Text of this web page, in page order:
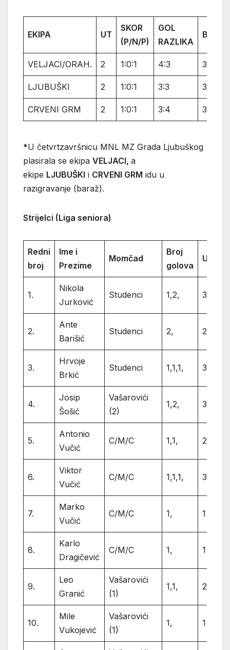
EKIPA UT
SKOR
(P/N/P)
GOL
RAZLIKA
VELJACI/ORAH. 2 1:0:1 4:3 3
LJUBUŠKI 2 1:0:1 3:3 3
CRVENI GRM 2 1:0:1 3:4 3
*U četvrtzavršnicu MNL MZ Grada Ljubuškog
plasirala se ekipa VELJACI, a
ekipe LJUBUŠKI i CRVENI GRM idu u
razigravanje (baraž).
Strijelci (Liga seniora)
Redni
broj
Ime i
Prezime
Momčad
Broj
golova
1.
Nikola
Jurković
Studenci 1,2, 3
2.
Ante
Barišić
Studenci 2, 2
3.
Hrvoje
Brkić
Studenci 1,1,1, 3
4.
Josip
Šošić
Vašarovići
(2)
1,2, 3
5.
Antonio
Vučić
C/M/C 1,1, 2
6.
Viktor
Vučić
C/M/C 1,1,1, 3
7.
Marko
Vučić
C/M/C 1, 1
8.
Karlo
Dragičević
C/M/C 1, 1
9.
Leo
Granić
Vašarovići
(1)
1,1, 2
10.
Mile
Vukojević
Vašarovići
(1)
1, 1